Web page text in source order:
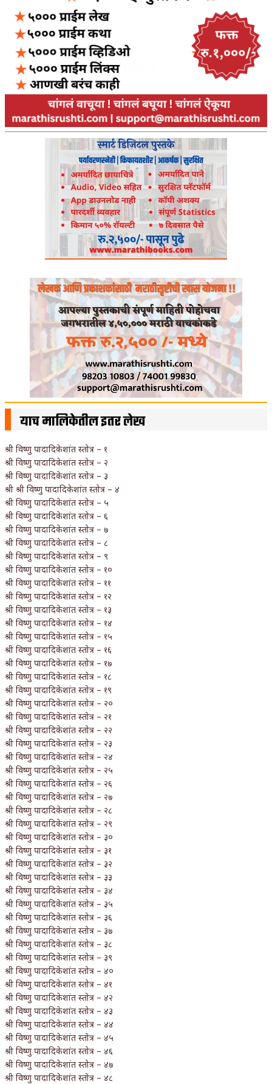
याच मालिकेतील इतर लेख
श्री विष्णु पादादिकेशांत स्तोत्र – १
श्री विष्णु पादादिकेशांत स्तोत्र – २
श्री विष्णु पादादिकेशांत स्तोत्र – ३
श्री श्री विष्णु पादादिकेशांत स्तोत्र – ४
श्री विष्णु पादादिकेशांत स्तोत्र – ५
श्री विष्णु पादादिकेशांत स्तोत्र – ६
श्री विष्णु पादादिकेशांत स्तोत्र – ७
श्री विष्णु पादादिकेशांत स्तोत्र – ८
श्री विष्णु पादादिकेशांत स्तोत्र – ९
श्री विष्णु पादादिकेशांत स्तोत्र – १०
श्री विष्णु पादादिकेशांत स्तोत्र – ११
श्री विष्णु पादादिकेशांत स्तोत्र – १२
श्री विष्णु पादादिकेशांत स्तोत्र – १३
श्री विष्णु पादादिकेशांत स्तोत्र – १४
श्री विष्णु पादादिकेशांत स्तोत्र – १५
श्री विष्णु पादादिकेशांत स्तोत्र – १६
श्री विष्णु पादादिकेशांत स्तोत्र – १७
श्री विष्णु पादादिकेशांत स्तोत्र – १८
श्री विष्णु पादादिकेशांत स्तोत्र – १९
श्री विष्णु पादादिकेशांत स्तोत्र – २०
श्री विष्णु पादादिकेशांत स्तोत्र – २१
श्री विष्णु पादादिकेशांत स्तोत्र – २२
श्री विष्णु पादादिकेशांत स्तोत्र – २३
श्री विष्णु पादादिकेशांत स्तोत्र – २४
श्री विष्णु पादादिकेशांत स्तोत्र – २५
श्री विष्णु पादादिकेशांत स्तोत्र – २६
श्री विष्णु पादादिकेशांत स्तोत्र – २७
श्री विष्णु पादादिकेशांत स्तोत्र – २८
श्री विष्णु पादादिकेशांत स्तोत्र – २९
श्री विष्णु पादादिकेशांत स्तोत्र – ३०
श्री विष्णु पादादिकेशांत स्तोत्र – ३१
श्री विष्णु पादादिकेशांत स्तोत्र – ३२
श्री विष्णु पादादिकेशांत स्तोत्र – ३३
श्री विष्णु पादादिकेशांत स्तोत्र – ३४
श्री विष्णु पादादिकेशांत स्तोत्र – ३५
श्री विष्णु पादादिकेशांत स्तोत्र – ३६
श्री विष्णु पादादिकेशांत स्तोत्र – ३७
श्री विष्णु पादादिकेशांत स्तोत्र – ३८
श्री विष्णु पादादिकेशांत स्तोत्र – ३९
श्री विष्णु पादादिकेशांत स्तोत्र – ४०
श्री विष्णु पादादिकेशांत स्तोत्र – ४१
श्री विष्णु पादादिकेशांत स्तोत्र – ४२
श्री विष्णु पादादिकेशांत स्तोत्र – ४३
श्री विष्णु पादादिकेशांत स्तोत्र – ४४
श्री विष्णु पादादिकेशांत स्तोत्र – ४५
श्री विष्णु पादादिकेशांत स्तोत्र – ४६
श्री विष्णु पादादिकेशांत स्तोत्र – ४७
श्री विष्णु पादादिकेशांत स्तोत्र – ४८